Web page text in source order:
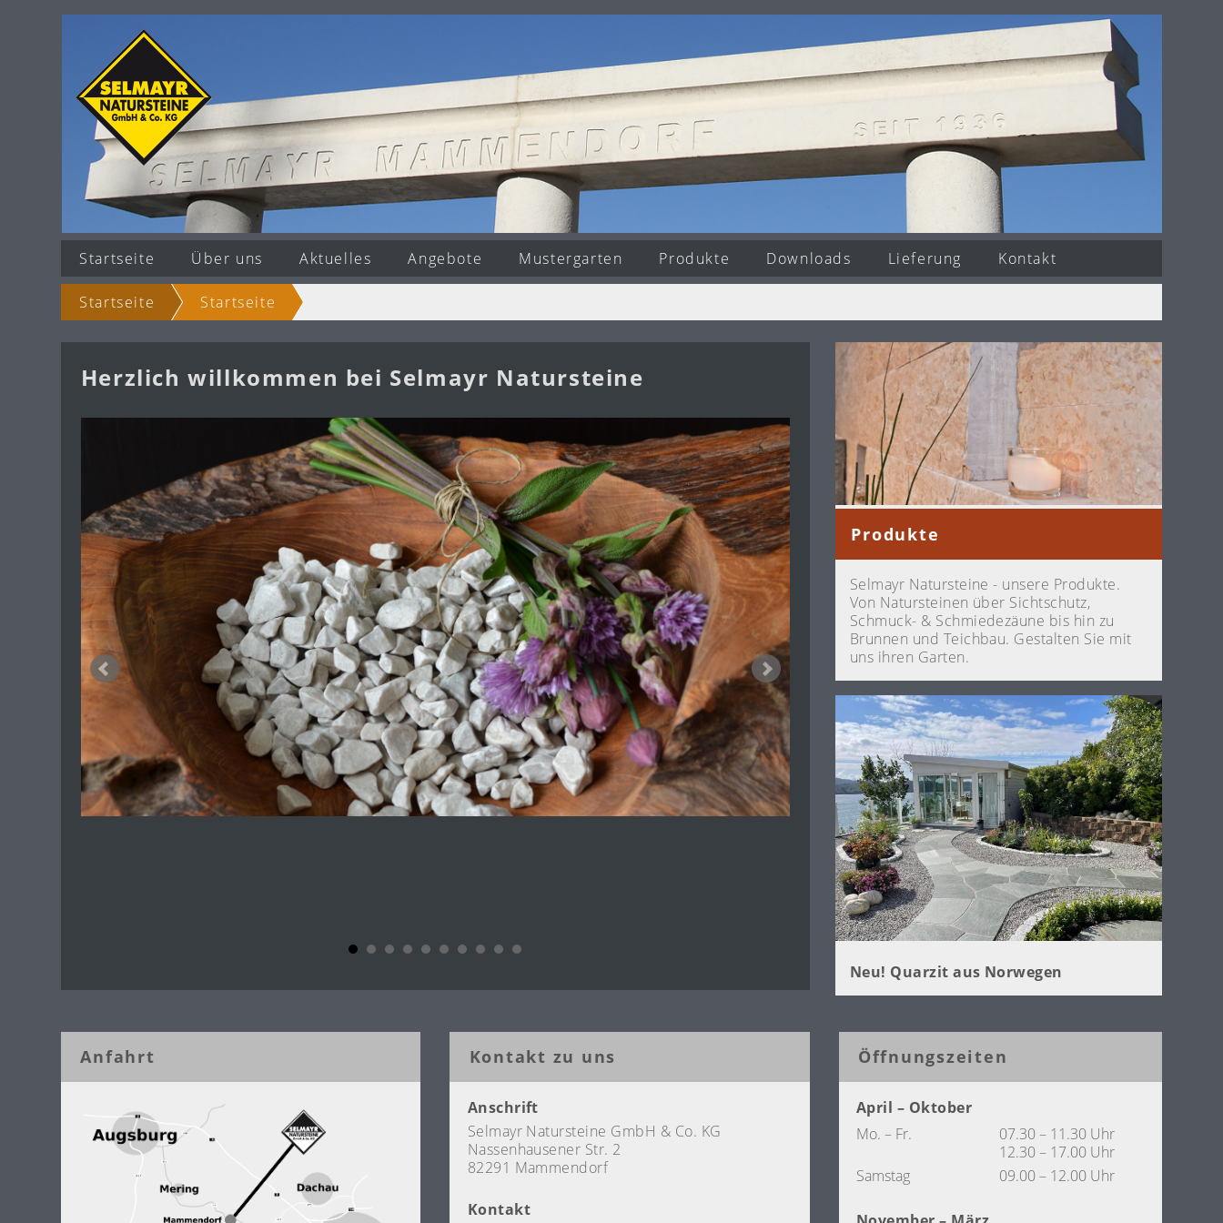
Startseite Über uns Aktuelles Angebote Mustergarten Produkte Downloads Lieferung Kontakt
Startseite Startseite
Herzlich willkommen bei Selmayr Natursteine
Produkte
Selmayr Natursteine - unsere Produkte.
Von Natursteinen über Sichtschutz,
Schmuck- & Schmiedezäune bis hin zu
Brunnen und Teichbau. Gestalten Sie mit
uns ihren Garten.
Neu! Quarzit aus Norwegen
Anfahrt Kontakt zu uns
Anschrift
Selmayr Natursteine GmbH & Co. KG
Nassenhausener Str. 2
82291 Mammendorf
Kontakt
Öffnungszeiten
April – Oktober
Mo. – Fr.
07.30 – 11.30 Uhr
12.30 – 17.00 Uhr
Samstag
09.00 – 12.00 Uhr